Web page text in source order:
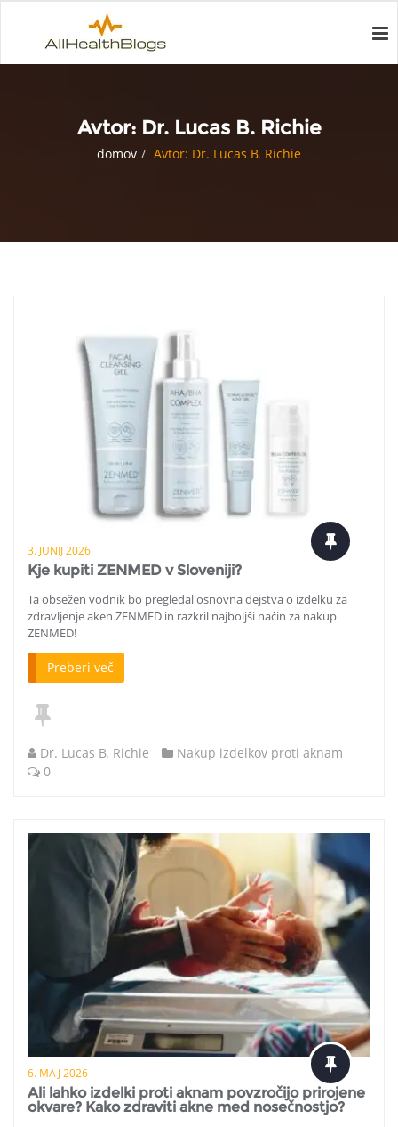
Avtor: Dr. Lucas B. Richie
domov Avtor: Dr. Lucas B. Richie
3. JUNIJ 2026
Kje kupiti ZENMED v Sloveniji?
Ta obsežen vodnik bo pregledal osnovna dejstva o izdelku za
zdravljenje aken ZENMED in razkril najboljši način za nakup
ZENMED!
Preberi več
Dr. Lucas B. Richie
Nakup izdelkov proti aknam
0
6. MAJ 2026
Ali lahko izdelki proti aknam povzročijo prirojene
okvare? Kako zdraviti akne med nosečnostjo?